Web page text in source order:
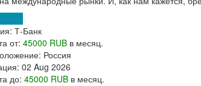
Т-Банк
от: 45000 RUB в месяц.
Россия
02 Aug 2026
до: 45000 RUB в месяц.